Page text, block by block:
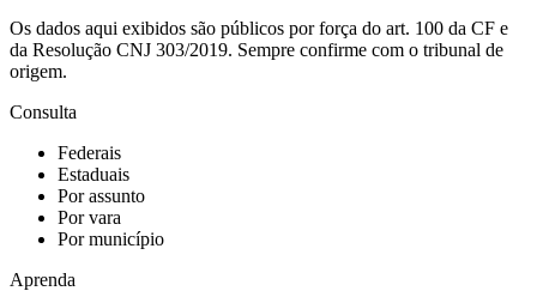
Os dados aqui exibidos são públicos por força do art. 100 da CF e
da Resolução CNJ 303/2019. Sempre confirme com o tribunal de
origem.
Consulta
Federais
Estaduais
Por assunto
Por vara
Por município
Aprenda